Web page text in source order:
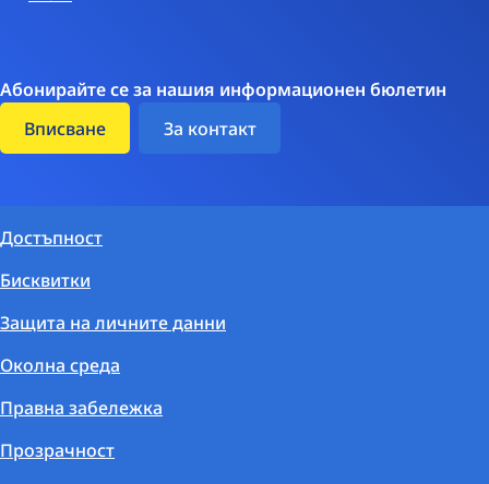
Абонирайте се за нашия информационен бюлетин
Вписване
За контакт
Достъпност
Бисквитки
Защита на личните данни
Околна среда
Правна забележка
Прозрачност